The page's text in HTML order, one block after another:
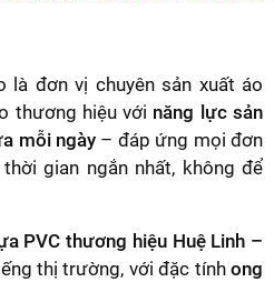
đơn vị chuyên sản xuất áo
thương hiệu với năng lực sản
mỗi ngày– đáp ứng mọi đơn
gian ngắn nhất, không để
PVC thương hiệu Huệ Linh –
thị trường, với đặc tínhong